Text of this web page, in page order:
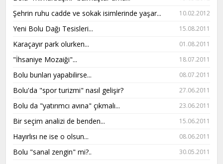
Şehrin ruhu cadde ve sokak isimlerinde yaşar... 10.02.2012
Yeni Bolu Dağı Tesisleri... 15.08.2011
Karaçayır park olurken... 01.08.2011
"İhsaniye Mozaiği"... 18.07.2011
Bolu bunları yapabilirse... 08.07.2011
Bolu'da "spor turizmi" nasıl gelişir? 27.06.2011
Bolu da "yatırımcı avına" çıkmalı... 23.06.2011
Bir seçim analizi de benden... 15.06.2011
Hayırlısı ne ise o olsun... 08.06.2011
Bolu "sanal zengin" mi?.. 30.05.2011